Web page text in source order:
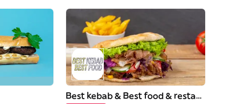
Best kebab & Best food & restaurant